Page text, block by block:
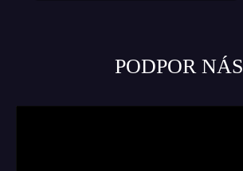
PODPOR NÁS